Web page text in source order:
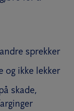
sprekker
og ikke lekker
skade,